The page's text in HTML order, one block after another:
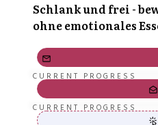
Schlank und frei -
ohne emotionales
CURRENT PROGRESS
CURRENT PROGRESS